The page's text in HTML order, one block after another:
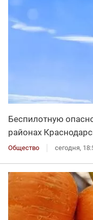
Беспилотную
районах
Общество сегодня,